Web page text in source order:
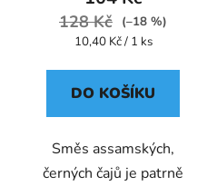
128 Kč
(–18 %)
Měrná
10,40 Kč / 1 ks
DO KOŠÍKU
Směs assamských,
černých čajů je patrně